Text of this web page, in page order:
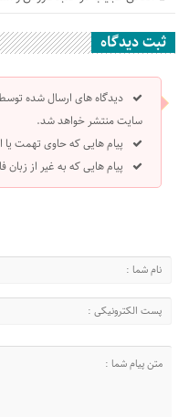
ثبت دیدگاه
دیدگاه های ارسال شده
سایت منتشر خواهد شد.
پیام هایی که حاوی تهمت یا
پیام هایی که به غیر از